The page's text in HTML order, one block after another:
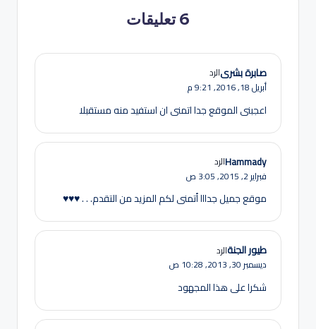
6 تعليقات
صابرة بشرىالرد
أبريل 18, 2016,
9:21 م
اعجبنى الموقع جدا اتمنى ان استفيد منه مستقبلا
Hammadyالرد
فبراير 2, 2015,
3:05 ص
موقع جميل جدااا أتمنى لكم المزيد من التقدم. . . ♥♥♥
طيور الجنةالرد
ديسمبر 30, 2013,
10:28 ص
شكرا على هذا المجهود